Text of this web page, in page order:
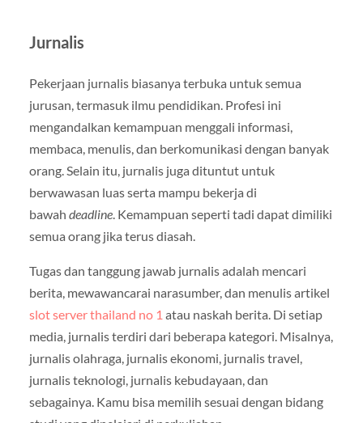
Jurnalis
Pekerjaan jurnalis biasanya terbuka untuk semua
jurusan, termasuk ilmu pendidikan. Profesi ini
mengandalkan kemampuan menggali informasi,
membaca, menulis, dan berkomunikasi dengan banyak
orang. Selain itu, jurnalis juga dituntut untuk
berwawasan luas serta mampu bekerja di
bawah deadline. Kemampuan seperti tadi dapat dimiliki
semua orang jika terus diasah.
Tugas dan tanggung jawab jurnalis adalah mencari
berita, mewawancarai narasumber, dan menulis artikel
slot server thailand no 1 atau naskah berita. Di setiap
media, jurnalis terdiri dari beberapa kategori. Misalnya,
jurnalis olahraga, jurnalis ekonomi, jurnalis travel,
jurnalis teknologi, jurnalis kebudayaan, dan
sebagainya. Kamu bisa memilih sesuai dengan bidang